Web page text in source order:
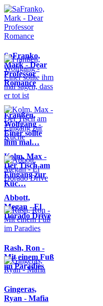
SaFranko,
Mark - Dear
Professor
Romance
Franßen,
Wolfgang -
Einer sollte
ihm mal…
Kolm, Max -
Der Tisch am
Eingang zur
Küc…
Abbott,
Megan - El
Dorado Drive
Rash, Ron -
Mit einem Fuß
im Paradies
Gingeras,
Ryan - Mafia